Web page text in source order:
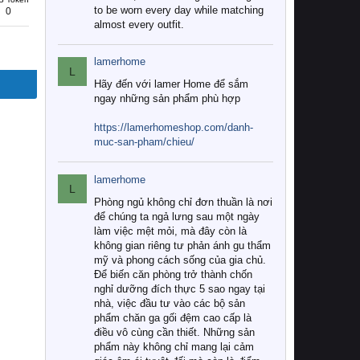
0
to be worn every day while matching
almost every outfit.
L
lamerhome
Hãy đến với lamer Home để sắm
ngay những sản phẩm phù hợp
https://lamerhomeshop.com/danh-
muc-san-pham/chieu/
L
lamerhome
Phòng ngủ không chỉ đơn thuần là nơi
để chúng ta ngả lưng sau một ngày
làm việc mệt mỏi, mà đây còn là
không gian riêng tư phản ánh gu thẩm
mỹ và phong cách sống của gia chủ.
Để biến căn phòng trở thành chốn
nghỉ dưỡng đích thực 5 sao ngay tại
nhà, việc đầu tư vào các bộ sản
phẩm chăn ga gối đệm cao cấp là
điều vô cùng cần thiết. Những sản
phẩm này không chỉ mang lại cảm